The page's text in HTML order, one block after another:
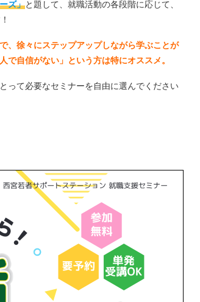
ズ」と題して、就職活動の各段階に応じて、
、徐々にステップアップしながら学ぶことが
自信がない」という方は特にオススメ。
って必要なセミナーを自由に選んでください